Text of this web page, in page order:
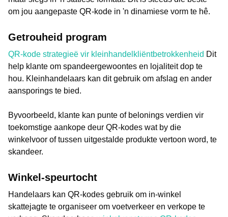
om jou aangepaste QR-kode in 'n dinamiese vorm te hê.
Getrouheid program
QR-kode strategieë vir kleinhandelkliëntbetrokkenheid Dit
help klante om spandeergewoontes en lojaliteit dop te
hou. Kleinhandelaars kan dit gebruik om afslag en ander
aansporings te bied.
Byvoorbeeld, klante kan punte of belonings verdien vir
toekomstige aankope deur QR-kodes wat by die
winkelvoor of tussen uitgestalde produkte vertoon word, te
skandeer.
Winkel-speurtocht
Handelaars kan QR-kodes gebruik om in-winkel
skattejagte te organiseer om voetverkeer en verkope te